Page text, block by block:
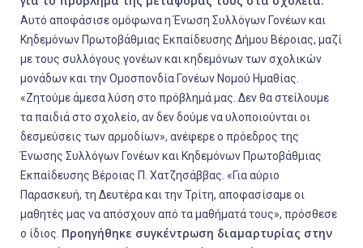
Αυτό αποφάσισε ομόφωνα η Ένωση Συλλόγων Γονέων και
Κηδεμόνων Πρωτοβάθμιας Εκπαίδευσης Δήμου Βέροιας, μαζί
με τους συλλόγους γονέων και κηδεμόνων των σχολικών
μονάδων και την Ομοσπονδία Γονέων Νομού Ημαθίας.
«Ζητούμε άμεσα λύση στο πρόβλημά μας. Δεν θα στείλουμε
τα παιδιά στο σχολείο, αν δεν δούμε να υλοποιούνται οι
δεσμεύσεις των αρμοδίων», ανέφερε ο πρόεδρος της
Ένωσης Συλλόγων Γονέων και Κηδεμόνων Πρωτοβάθμιας
Εκπαίδευσης Βέροιας Π. Χατζησάββας. «Για αύριο
Παρασκευή, τη Δευτέρα και την Τρίτη, αποφασίσαμε οι
μαθητές μας να απόσχουν από τα μαθήματά τους», πρόσθεσε
ο ίδιος. Προηγήθηκε συγκέντρωση διαμαρτυρίας στην